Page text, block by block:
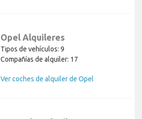
Opel Alquileres
Tipos de vehículos: 9
Compañías de alquiler: 17
Ver coches de alquiler de Opel